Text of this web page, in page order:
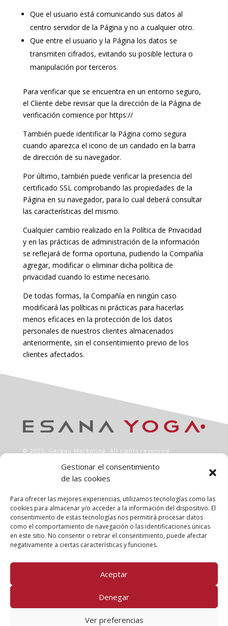
Gestionar el consentimiento
de las cookies
Para ofrecer las mejores experiencias, utilizamos tecnologías como las
cookies para almacenar y/o acceder a la información del dispositivo. El
consentimiento de estas tecnologías nos permitirá procesar datos
como el comportamiento de navegación o las identificaciones únicas
en este sitio. No consentir o retirar el consentimiento, puede afectar
negativamente a ciertas características y funciones.
Aceptar
Denegar
Ver preferencias
Que el usuario está comunicando sus datos al
centro servidor de la Página y no a cualquier otro.
Que entre el usuario y la Página los datos se
transmiten cifrados, evitando su posible lectura o
manipulación por terceros.
Para verificar que se encuentra en un entorno seguro,
el Cliente debe revisar que la dirección de la Página de
verificación comience por https://
También puede identificar la Página como segura
cuando aparezca el icono de un candado en la barra
de dirección de su navegador.
Por último, también puede verificar la presencia del
certificado SSL comprobando las propiedades de la
Página en su navegador, para lo cual deberá consultar
las características del mismo.
Cualquier cambio realizado en la Política de Privacidad
y en las prácticas de administración de la información
se reflejará de forma oportuna, pudiendo la Compañía
agregar, modificar o eliminar dicha política de
privacidad cuando lo estime necesario.
De todas formas, la Compañía en ningún caso
modificará las políticas ni prácticas para hacerlas
menos eficaces en la protección de los datos
personales de nuestros clientes almacenados
anteriormente, sin el consentimiento previo de los
clientes afectados.
© 2025, Garbau Marketing. All rights reserved.
INFO
Aviso legal
Política de privacidad
Política de cookies
Clases
Talleres
FOLLOW US!